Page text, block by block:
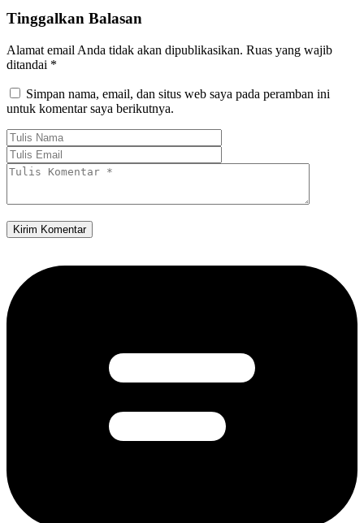
Tinggalkan Balasan
Alamat email Anda tidak akan dipublikasikan. Ruas yang wajib
ditandai *
Simpan nama, email, dan situs web saya pada peramban ini
untuk komentar saya berikutnya.